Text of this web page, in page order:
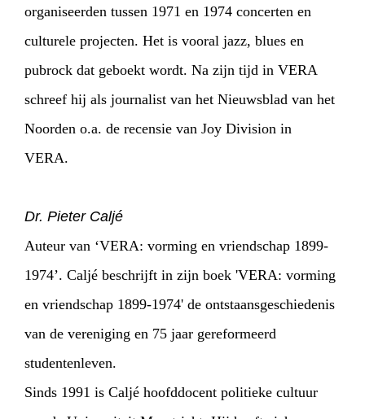
organiseerden tussen 1971 en 1974 concerten en
culturele projecten. Het is vooral jazz, blues en
pubrock dat geboekt wordt. Na zijn tijd in VERA
schreef hij als journalist van het Nieuwsblad van het
Noorden o.a. de recensie van Joy Division in
VERA.
Dr. Pieter Caljé
Auteur van ‘VERA: vorming en vriendschap 1899-
1974’. Caljé beschrijft in zijn boek 'VERA: vorming
en vriendschap 1899-1974' de ontstaansgeschiedenis
van de vereniging en 75 jaar gereformeerd
studentenleven.
Sinds 1991 is Caljé hoofddocent politieke cultuur